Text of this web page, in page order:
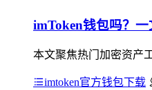
imToken钱包吗？
本文聚焦热门加密资产
imtoken官方钱包下载